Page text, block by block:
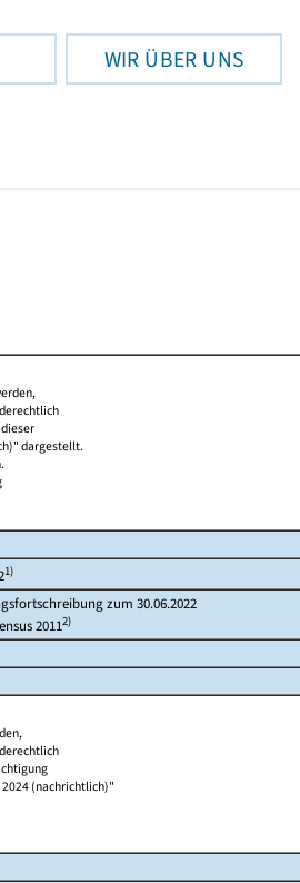
WIR ÜBER UNS
dargestellt.
1)
zum 30.06.2022
20112)
2024 (nachrichtlich)"